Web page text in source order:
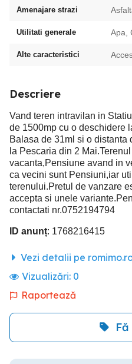
Amenajare strazi
Utilitati generale Apa,
Alte caracteristici
Descriere
Vand teren intravilan in
de 1500mp cu o deschidere
Balasa de 31ml si o distanta
la Pescaria din 2
vacanta,Pensiune avand in
ca vecini sunt Pensiuni,iar
terenului.Pretul de vanzare
accepta si unele
contactati nr.0752194794
ID anunț: 1768216415
Vezi detalii pe
Vizualizări: 0
Raportează